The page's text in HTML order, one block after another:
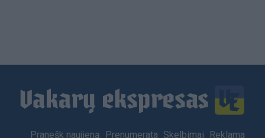
Footer
Pranešk naujieną Prenumerata Skelbimai Reklama